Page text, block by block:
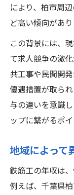
により、柏市周
ど高い傾向があり
この背景には、
て求人競争の激
共工事や民間開
優遇措置が取ら
与の違いを意識
ップに繋がるポイ
地域によって
鉄筋工の年収は
例えば、千葉県